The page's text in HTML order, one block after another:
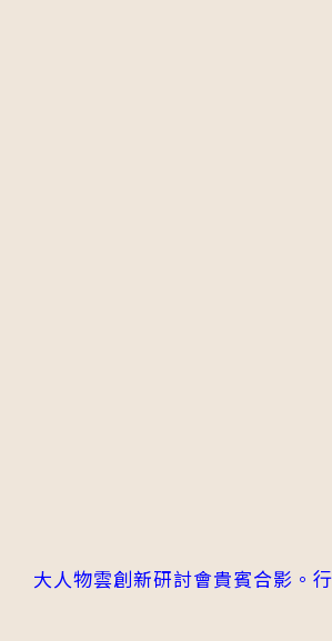
大人物雲創新研討會貴賓合影。